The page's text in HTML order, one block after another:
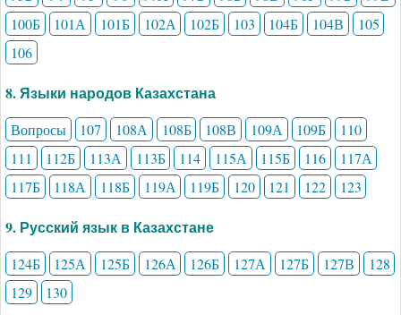
100Б
101А 101Б 102А 102Б 103 104Б 104В
105
106
8. Языки народов Казахстана
Вопросы 107 108А 108Б 108В 109А 109Б
110
111
112Б 113А 113Б 114 115А 115Б 116
117А
117Б
118А 118Б 119А 119Б 120 121 122 123
9. Русский язык в Казахстане
124Б 125А 125Б 126А 126Б 127А 127Б 127В
128
129
130